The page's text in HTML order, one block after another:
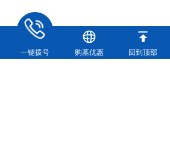
一键拨号 购墓优惠 回到顶部